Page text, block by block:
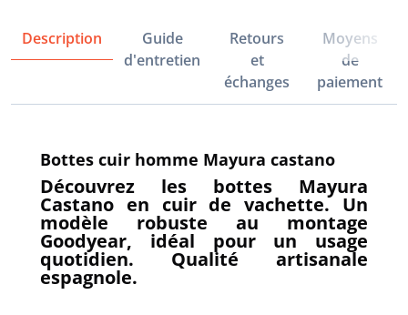
Description
Guide
d'entretien
Retours
et
échanges
Moyens
de
paiement
Bottes cuir homme Mayura castano
Découvrez les bottes Mayura
Castano en cuir de vachette. Un
modèle robuste au montage
Goodyear, idéal pour un usage
quotidien. Qualité artisanale
espagnole.